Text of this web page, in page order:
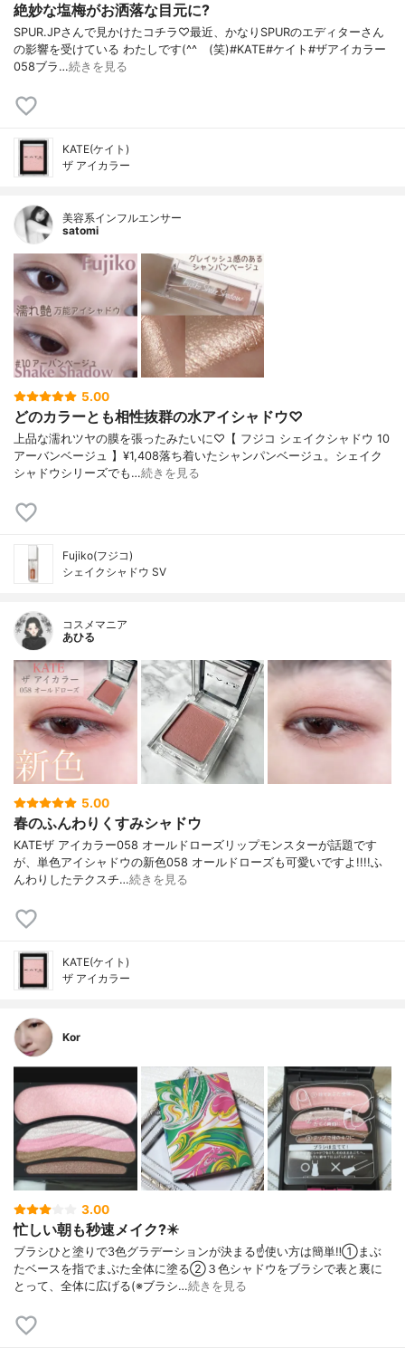
絶妙な塩梅がお洒落な目元に?
SPUR.JPさんで見かけたコチラ♡最近、かなりSPURのエディターさん
の影響を受けている わたしです(^^ゞ(笑)#KATE#ケイト#ザアイカラー
058ブラ…続きを見る
KATE(ケイト)
ザ アイカラー
美容系インフルエンサー
satomi
5.00
どのカラーとも相性抜群の水アイシャドウ♡
上品な濡れツヤの膜を張ったみたいに♡【 フジコ シェイクシャドウ 10
アーバンベージュ 】¥1,408落ち着いたシャンパンベージュ。シェイク
シャドウシリーズでも…続きを見る
Fujiko(フジコ)
シェイクシャドウ SV
コスメマニア
あひる
5.00
春のふんわりくすみシャドウ
KATEザ アイカラー058 オールドローズリップモンスターが話題です
が、単色アイシャドウの新色058 オールドローズも可愛いですよ!!!!ふ
んわりしたテクスチ…続きを見る
KATE(ケイト)
ザ アイカラー
Kor
3.00
忙しい朝も秒速メイク?️✴️
ブラシひと塗りで3色グラデーションが決まる☝️使い方は簡単‼️①まぶ
たベースを指でまぶた全体に塗る②３色シャドウをブラシで表と裏に
とって、全体に広げる(※ブラシ…続きを見る